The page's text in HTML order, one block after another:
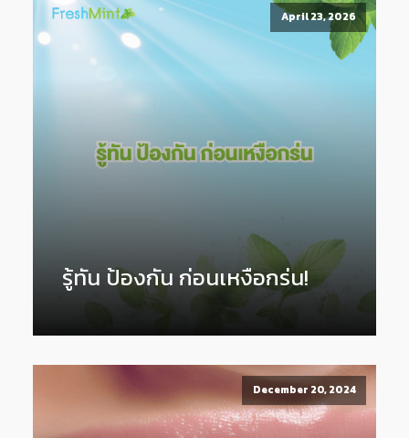
April 23, 2026
รู้ทัน ป้องกัน ก่อนเหงือกร่น!
December 20, 2024